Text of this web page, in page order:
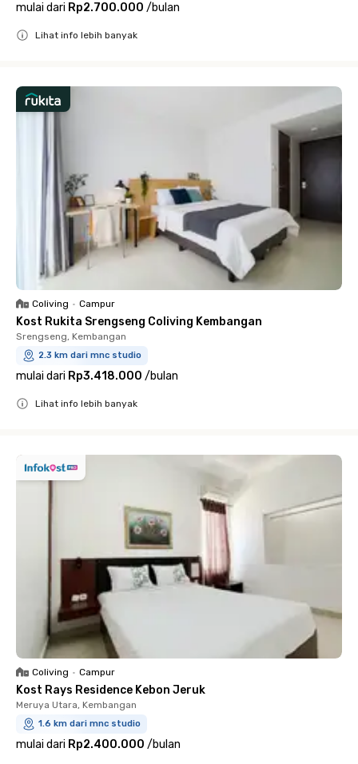
mulai dari Rp2.700.000 /bulan
Lihat info lebih banyak
Coliving • Campur
Kost Rukita Srengseng Coliving Kembangan
Srengseng, Kembangan
2.3 km dari mnc studio
mulai dari Rp3.418.000 /bulan
Lihat info lebih banyak
Coliving • Campur
Kost Rays Residence Kebon Jeruk
Meruya Utara, Kembangan
1.6 km dari mnc studio
mulai dari Rp2.400.000 /bulan